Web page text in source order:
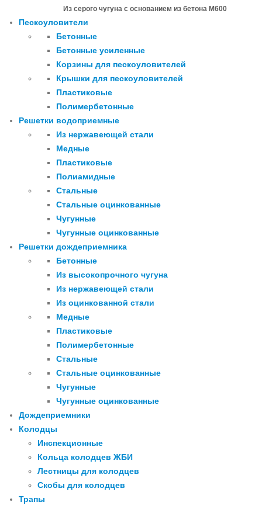
Из серого чугуна с основанием из бетона М600
Пескоуловители
Бетонные
Бетонные усиленные
Корзины для пескоуловителей
Крышки для пескоуловителей
Пластиковые
Полимербетонные
Решетки водоприемные
Из нержавеющей стали
Медные
Пластиковые
Полиамидные
Стальные
Стальные оцинкованные
Чугунные
Чугунные оцинкованные
Решетки дождеприемника
Бетонные
Из высокопрочного чугуна
Из нержавеющей стали
Из оцинкованной стали
Медные
Пластиковые
Полимербетонные
Стальные
Стальные оцинкованные
Чугунные
Чугунные оцинкованные
Дождеприемники
Колодцы
Инспекционные
Кольца колодцев ЖБИ
Лестницы для колодцев
Скобы для колодцев
Трапы